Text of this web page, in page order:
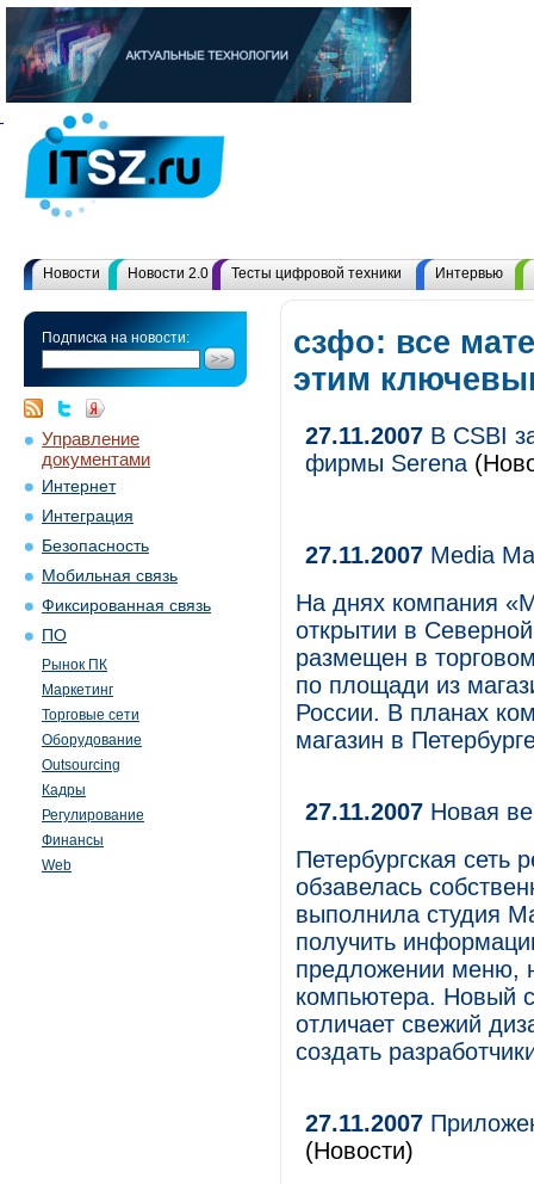
Новости Новости 2.0 Тесты цифровой техники Интервью
Подписка на новости:
Управление
документами
Интернет
Интеграция
Безопасность
Мобильная связь
Фиксированная связь
ПО
Рынок ПК
Маркетинг
Торговые сети
Оборудование
Outsourcing
Кадры
Регулирование
Финансы
Web
сзфо: все
этим
27.11.2007 В CSBI
фирмы Serena
27.11.2007 Media
На днях компания
открытии в
размещен в
по площади из
России. В планах
магазин в
27.11.2007 Новая
Петербургская сеть
обзавелась
выполнила студия
получить
предложении меню,
компьютера. Новый
отличает свежий
создать
27.11.2007
(Новости)